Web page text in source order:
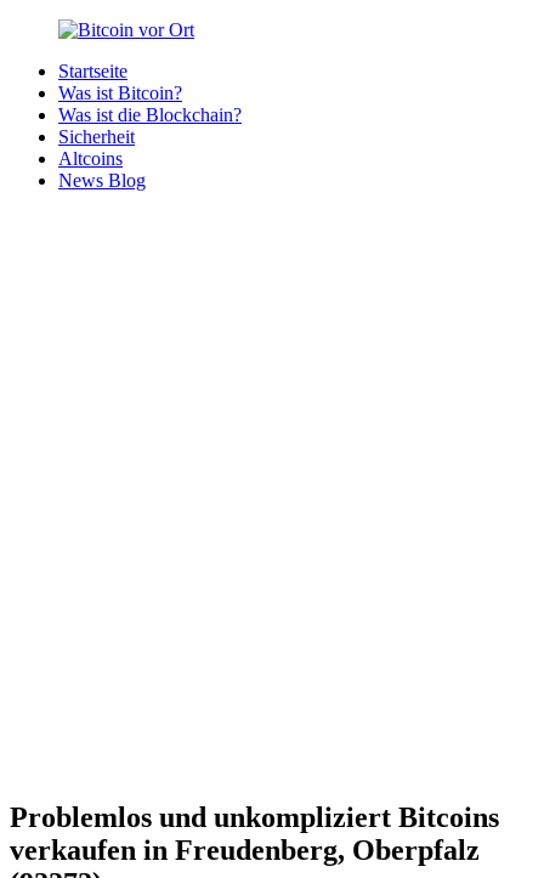
Zurück
Inhalt
Bitcoin
Bitcoins
deiner
Region
Startseite
Was ist Bitcoin?
Was ist die Blockchain?
Sicherheit
Altcoins
News Blog
Problemlos und unkompliziert Bitcoins
verkaufen in Freudenberg, Oberpfalz